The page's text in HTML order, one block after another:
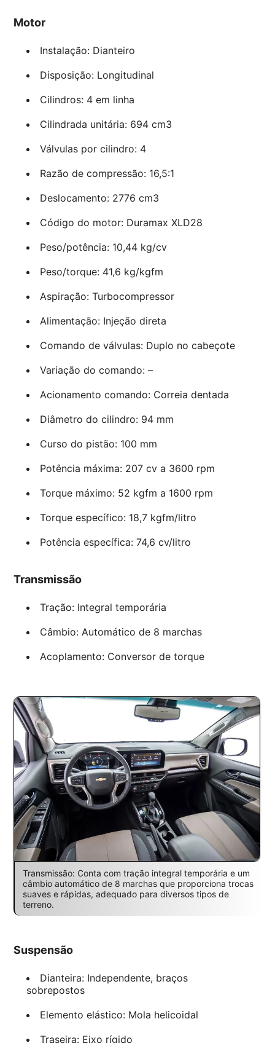
Motor
Instalação: Dianteiro
Disposição: Longitudinal
Cilindros: 4 em linha
Cilindrada unitária: 694 cm3
Válvulas por cilindro: 4
Razão de compressão: 16,5:1
Deslocamento: 2776 cm3
Código do motor: Duramax XLD28
Peso/potência: 10,44 kg/cv
Peso/torque: 41,6 kg/kgfm
Aspiração: Turbocompressor
Alimentação: Injeção direta
Comando de válvulas: Duplo no cabeçote
Variação do comando: –
Acionamento comando: Correia dentada
Diâmetro do cilindro: 94 mm
Curso do pistão: 100 mm
Potência máxima: 207 cv a 3600 rpm
Torque máximo: 52 kgfm a 1600 rpm
Torque específico: 18,7 kgfm/litro
Potência específica: 74,6 cv/litro
Transmissão
Tração: Integral temporária
Câmbio: Automático de 8 marchas
Acoplamento: Conversor de torque
Transmissão: Conta com tração integral temporária e um
câmbio automático de 8 marchas que proporciona trocas
suaves e rápidas, adequado para diversos tipos de
terreno.
Suspensão
Dianteira: Independente, braços
sobrepostos
Elemento elástico: Mola helicoidal
Traseira: Eixo rígido